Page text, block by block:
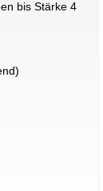
bis Stärke 4